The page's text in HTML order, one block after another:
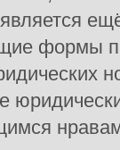
формы